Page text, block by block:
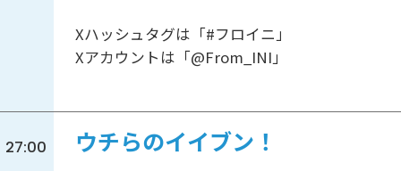
Xハッシュタグは「#フロイニ」
Xアカウントは「@From_INI」
27:00
ウチらのイイブン！